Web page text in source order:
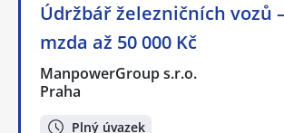
Údržbář železničních vozů
mzda až 50 000 Kč
ManpowerGroup s.r.o.
Praha
Plný úvazek